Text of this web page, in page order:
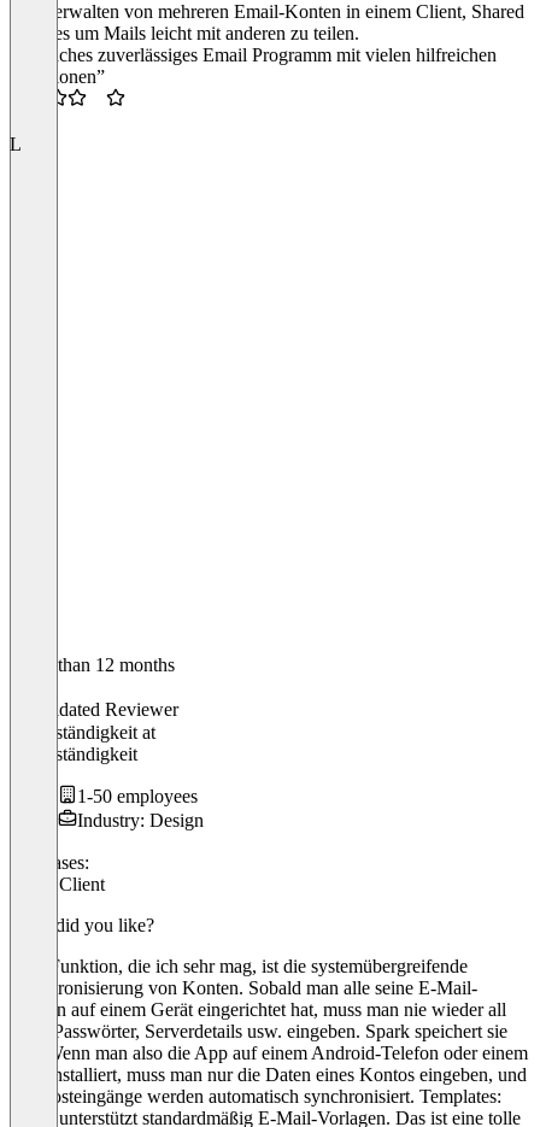
Das verwalten von mehreren Email-Konten in einem Client, Shared
Inboxes um Mails leicht mit anderen zu teilen.
“Einfaches zuverlässiges Email Programm mit vielen hilfreichen
Funktionen”
L
Older than 12 months
Validated Reviewer
Selbstständigkeit at
Selbstständigkeit
1-50 employees
Industry: Design
Use cases:
Email Client
What did you like?
Eine Funktion, die ich sehr mag, ist die systemübergreifende
Synchronisierung von Konten. Sobald man alle seine E-Mail-
Konten auf einem Gerät eingerichtet hat, muss man nie wieder all
seine Passwörter, Serverdetails usw. eingeben. Spark speichert sie
alle. Wenn man also die App auf einem Android-Telefon oder einem
iPad installiert, muss man nur die Daten eines Kontos eingeben, und
alle Posteingänge werden automatisch synchronisiert. Templates:
Spark unterstützt standardmäßig E-Mail-Vorlagen. Das ist eine tolle